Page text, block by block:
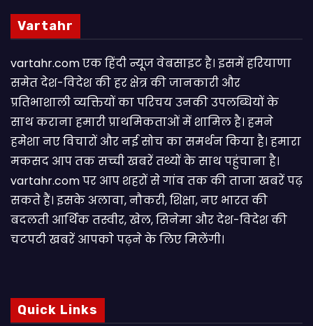
Vartahr
vartahr.com एक हिंदी न्यूज वेबसाइट है। इसमें हरियाणा
समेत देश-विदेश की हर क्षेत्र की जानकारी और
प्रतिभाशाली व्यक्तियों का परिचय उनकी उपलब्धियों के
साथ कराना हमारी प्राथमिकताओं में शामिल है। हमने
हमेशा नए विचारों और नई सोच का समर्थन किया है। हमारा
मकसद आप तक सच्ची खबरें तथ्यों के साथ पहुंचाना है।
vartahr.com पर आप शहरों से गांव तक की ताजा खबरें पढ़
सकते हैं। इसके अलावा, नौकरी, शिक्षा, नए भारत की
बदलती आर्थिक तस्वीर, खेल, सिनेमा और देश-विदेश की
चटपटी खबरें आपकाे पढ़ने के लिए मिलेंगी।
Quick Links